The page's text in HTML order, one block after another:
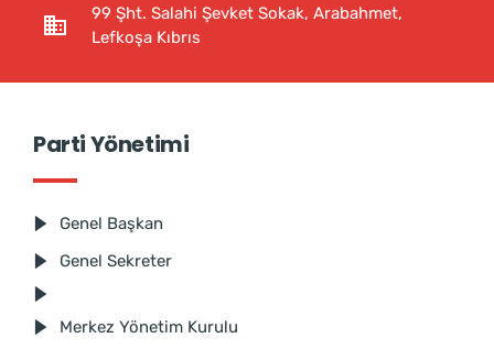
99 Şht. Salahi Şevket Sokak, Arabahmet,
Lefkoşa Kıbrıs
Parti Yönetimi
Genel Başkan
Genel Sekreter
Merkez Yönetim Kurulu